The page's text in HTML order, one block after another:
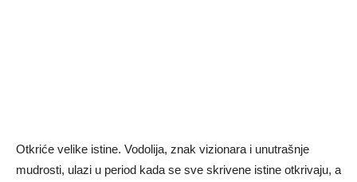
Otkriće velike istine. Vodolija, znak vizionara i unutrašnje
mudrosti, ulazi u period kada se sve skrivene istine otkrivaju, a